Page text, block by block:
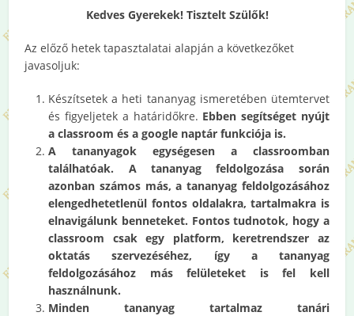
Kedves Gyerekek! Tisztelt Szülők!
Az előző hetek tapasztalatai alapján a következőket
javasoljuk:
Készítsetek a heti tananyag ismeretében ütemtervet
és figyeljetek a határidőkre. Ebben segítséget nyújt
a classroom és a google naptár funkciója is.
A tananyagok egységesen a classroomban
találhatóak. A tananyag feldolgozása során
azonban számos más, a tananyag feldolgozásához
elengedhetetlenül fontos oldalakra, tartalmakra is
elnavigálunk benneteket. Fontos tudnotok, hogy a
classroom csak egy platform, keretrendszer az
oktatás szervezéséhez, így a tananyag
feldolgozásához más felületeket is fel kell
használnunk.
Minden tananyag tartalmaz tanári